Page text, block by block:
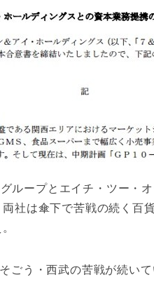
ループとエイチ・ツー・
社は傘下で苦戦の続く百
ごう・西武の苦戦が続い